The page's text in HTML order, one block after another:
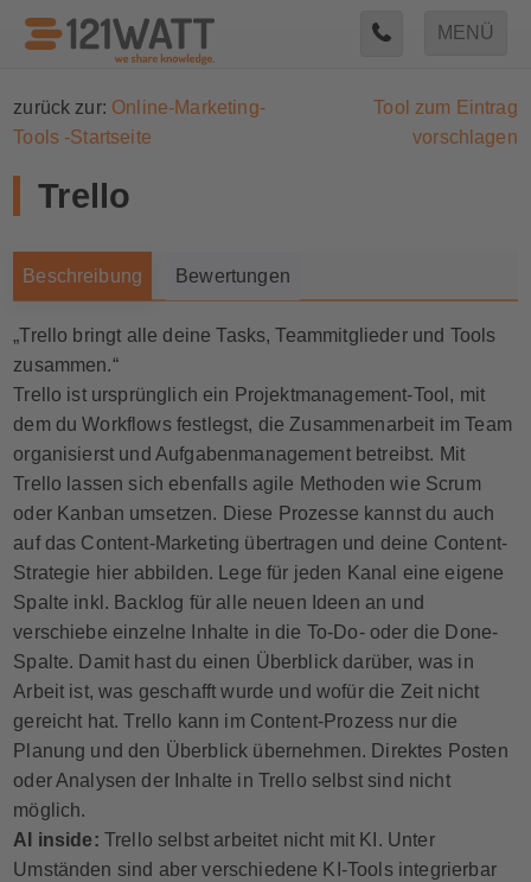
MENÜ
zurück zur: Online-Marketing-
Tools -Startseite
Tool zum Eintrag
vorschlagen
Trello
Beschreibung Bewertungen
„Trello bringt alle deine Tasks, Teammitglieder und Tools
zusammen.“
Trello ist ursprünglich ein Projektmanagement-Tool, mit
dem du Workflows festlegst, die Zusammenarbeit im Team
organisierst und Aufgabenmanagement betreibst. Mit
Trello lassen sich ebenfalls agile Methoden wie Scrum
oder Kanban umsetzen. Diese Prozesse kannst du auch
auf das Content-Marketing übertragen und deine Content-
Strategie hier abbilden. Lege für jeden Kanal eine eigene
Spalte inkl. Backlog für alle neuen Ideen an und
verschiebe einzelne Inhalte in die To-Do- oder die Done-
Spalte. Damit hast du einen Überblick darüber, was in
Arbeit ist, was geschafft wurde und wofür die Zeit nicht
gereicht hat. Trello kann im Content-Prozess nur die
Planung und den Überblick übernehmen. Direktes Posten
oder Analysen der Inhalte in Trello selbst sind nicht
möglich.
AI inside: Trello selbst arbeitet nicht mit KI. Unter
Umständen sind aber verschiedene KI-Tools integrierbar